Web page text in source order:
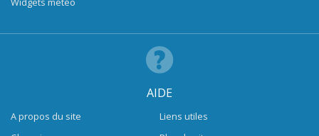
AIDE
A propos du site
Liens utiles